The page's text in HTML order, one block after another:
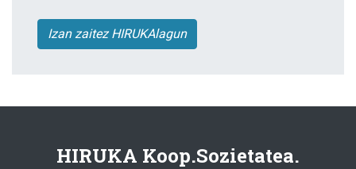
Izan zaitez HIRUKAlagun
HIRUKA Koop.Sozietatea.